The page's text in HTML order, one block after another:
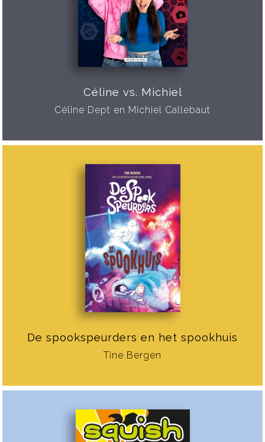
Céline vs. Michiel
Céline Dept en Michiel Callebaut
De spookspeurders en het spookhuis
Tine Bergen